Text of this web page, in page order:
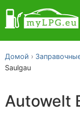
Домой
Saulgau
Autowelt